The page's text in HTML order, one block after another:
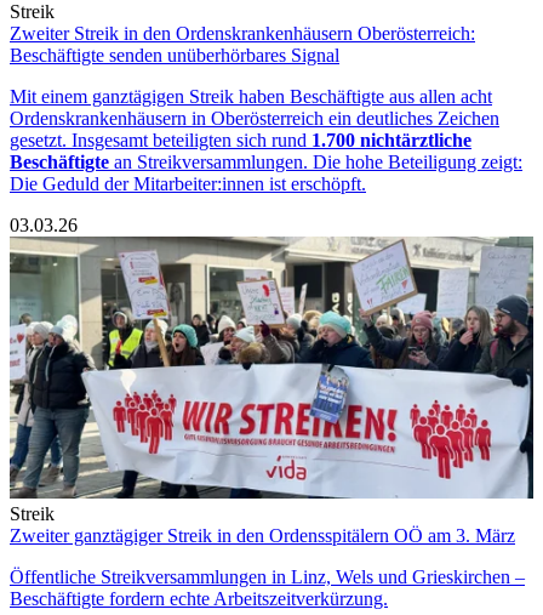
Streik
Zweiter Streik in den Ordenskrankenhäusern Oberösterreich:
Beschäftigte senden unüberhörbares Signal
Mit einem ganztägigen Streik haben Beschäftigte aus allen acht
Ordenskrankenhäusern in Oberösterreich ein deutliches Zeichen
gesetzt. Insgesamt beteiligten sich rund 1.700 nichtärztliche
Beschäftigte an Streikversammlungen. Die hohe Beteiligung zeigt:
Die Geduld der Mitarbeiter:innen ist erschöpft.
03.03.26
Streik
Zweiter ganztägiger Streik in den Ordensspitälern OÖ am 3. März
Öffentliche Streikversammlungen in Linz, Wels und Grieskirchen –
Beschäftigte fordern echte Arbeitszeitverkürzung.